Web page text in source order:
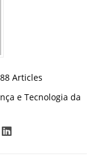
Articles
e Tecnologia da